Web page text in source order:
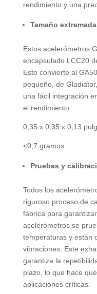
rendimiento y una
Tamaño
Estos acelerómetros
encapsulado LCC20
Esto convierte al
pequeño, de
una fácil integración
el rendimiento.
0,35 x 0,35 x 0,13
<0,7 gramos
Pruebas y
Todos los
riguroso proceso de
fábrica para
acelerómetros se
temperaturas y están
vibraciones. Este
garantiza la
plazo, lo que hace
aplicaciones críticas.